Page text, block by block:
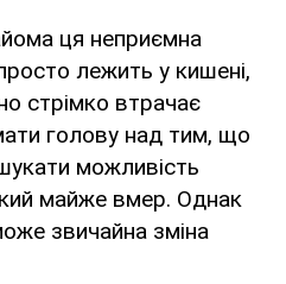
ця неприємна
лежить у кишені,
стрімко втрачає
голову над тим, що
можливість
майже вмер. Однак
звичайна зміна